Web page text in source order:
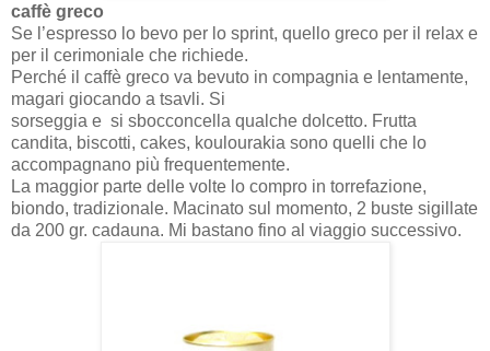
caffè greco
Se l’espresso lo bevo per lo sprint, quello greco per il relax e
per il cerimoniale che richiede.
Perché il caffè greco va bevuto in compagnia e lentamente,
magari giocando a tsavli. Si
sorseggia e si sbocconcella qualche dolcetto. Frutta
candita, biscotti, cakes, koulourakia sono quelli che lo
accompagnano più frequentemente.
La maggior parte delle volte lo compro in torrefazione,
biondo, tradizionale. Macinato sul momento, 2 buste sigillate
da 200 gr. cadauna. Mi bastano fino al viaggio successivo.